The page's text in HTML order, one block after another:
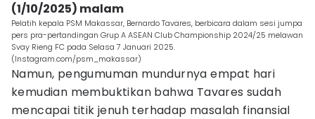
(1/10/2025) malam
Pelatih kepala PSM Makassar, Bernardo Tavares, berbicara dalam sesi jumpa
pers pra-pertandingan Grup A ASEAN Club Championship 2024/25 melawan
Svay Rieng FC pada Selasa 7 Januari 2025.
(Instagram.com/psm_makassar)
Namun, pengumuman mundurnya empat hari
kemudian membuktikan bahwa Tavares sudah
mencapai titik jenuh terhadap masalah finansial